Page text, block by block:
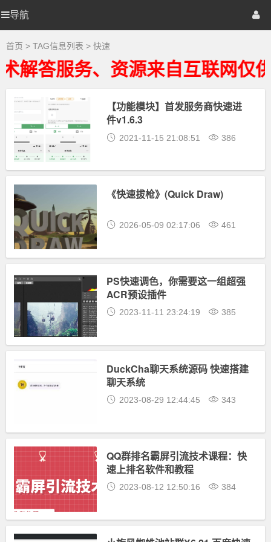
导航
全
-
速
相
新
源
下
优
选
源
棋牌源码
首页 > TAG信息列表 > 快速
解答服务、资源来自互联网仅
【功能模块】首发服务商快速进
件v1.6.3
2021-11-15 21:08:51 386
《快速拔枪》(Quick Draw)
2026-05-09 02:17:06 461
PS快速调色，你需要这一组超强
ACR预设插件
2023-11-11 23:24:19 385
DuckCha聊天系统源码 快速搭建
聊天系统
2023-08-29 12:44:45 343
QQ群排名霸屏引流技术课程：快
速上排名软件和教程
2023-08-12 12:50:16 384